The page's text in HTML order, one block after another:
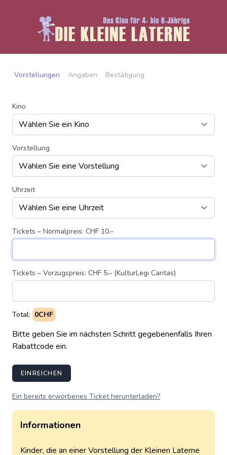
Vorstellungen Angaben Bestätigung
Kino
Vorstellung
Uhrzeit
Tickets – Normalpreis: CHF 10.–
Tickets – Vorzugspreis: CHF 5.– (KulturLegi Caritas)
Total: 0CHF
Bitte geben Sie im nächsten Schritt gegebenenfalls Ihren
Rabattcode ein.
EINREICHEN
Ein bereits erworbenes Ticket herunterladen?
Informationen
Kinder, die an einer Vorstellung der Kleinen Laterne